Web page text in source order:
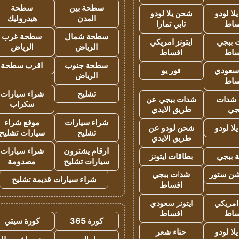
لودو
شحن يلا لودو
تابي تمارا
ببجي
ايتونز امريكي
اقساط
سعودي
فور يو
شدات ببجي عن
طريق الايدي
لودو
شحن لودو عن
طريق الايدي
ببجي
بطاقات ايتونز
ستور
شدات ببجي
اقساط
امريكي
ايتونز سعودي
اقساط
لودو
حناء شعر
سطحة بين
المدن
سطحة
هيدروليك
سطحة شمال
الرياض
سطحة غرب
الرياض
سطحة جنوب
الرياض
اقرب سطحة
تشليح
شراء سيارات
سكراب
شراء سيارات
تشليح
موقع شراء
سيارات تشليح
ارقام يشترون
سيارات تشليح
شراء سيارات
مصدومة
شراء سيارات قديمة تشليح
كورة 365
كورة سيتي